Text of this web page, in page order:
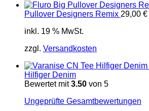
Pullover Designers Remix 29,00 €
inkl. 19 % MwSt.
zzgl. Versandkosten
Hilfiger Denim
Bewertet mit3.50 von 5
Ungeprüfte Gesamtbewertungen